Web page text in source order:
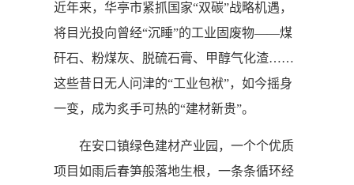
近年来，华亭市紧抓国家“双碳”战略机遇，
将目光投向曾经“沉睡”的工业固废物——煤
矸石、粉煤灰、脱硫石膏、甲醇气化渣……
这些昔日无人问津的“工业包袱”，如今摇身
一变，成为炙手可热的“建材新贵”。
在安口镇绿色建材产业园，一个个优质
项目如雨后春笋般落地生根，一条条循环经